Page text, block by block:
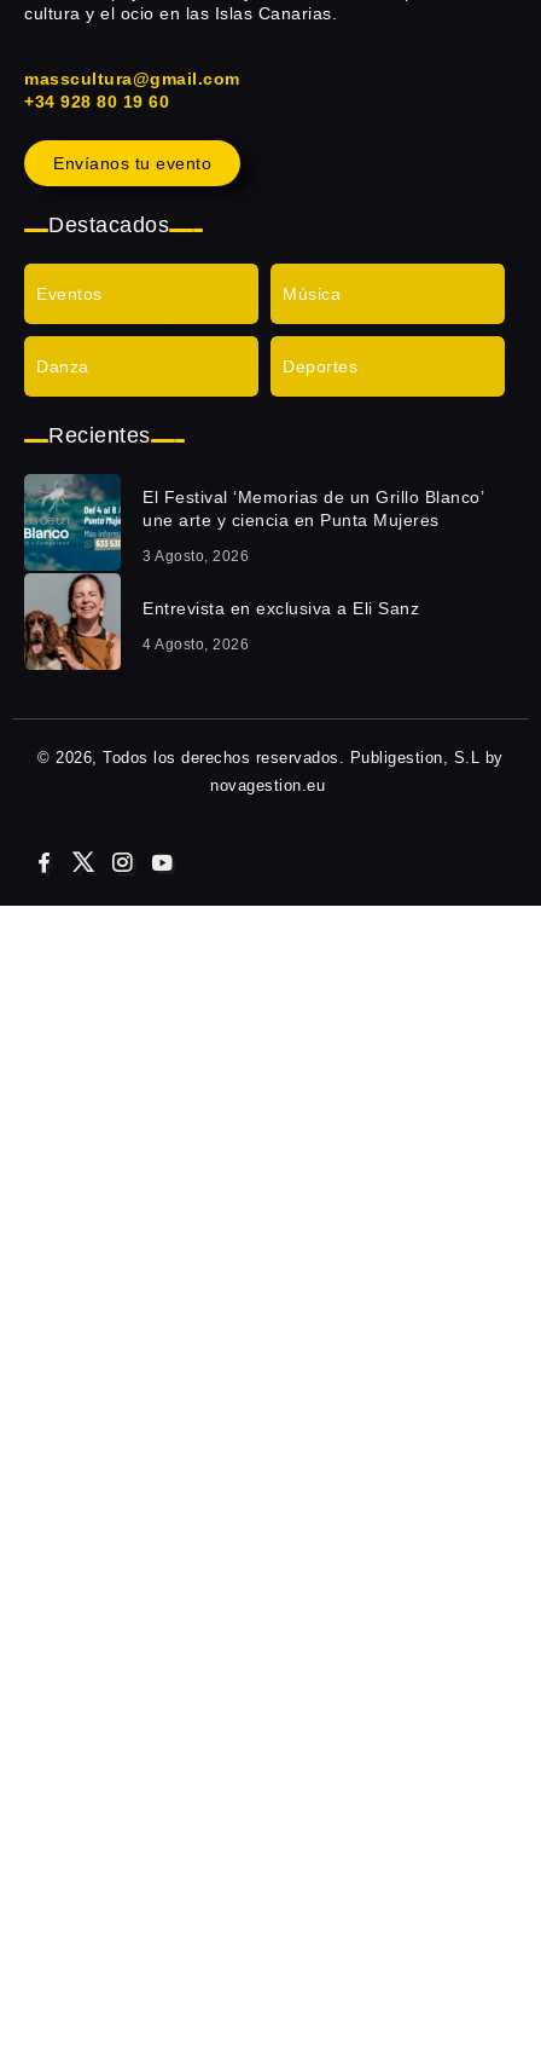
cultura y el ocio en las Islas Canarias.
masscultura@gmail.com
+34 928 80 19 60
Envíanos tu evento
Destacados
Eventos Música
Danza Deportes
Recientes
El Festival ‘Memorias de un Grillo Blanco’
une arte y ciencia en Punta Mujeres
3 Agosto, 2026
Entrevista en exclusiva a Eli Sanz
4 Agosto, 2026
© 2026, Todos los derechos reservados. Publigestion, S.L by
novagestion.eu